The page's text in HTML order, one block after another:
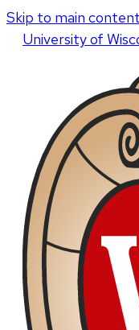
Skip to main content
Universityof W